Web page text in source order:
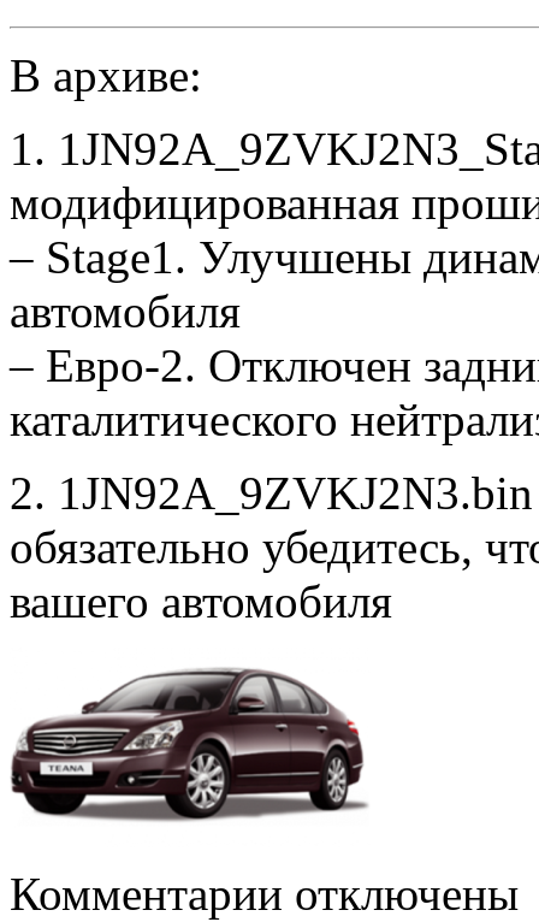
В архиве:
1.
модифицированная
– Stage1. Улучшены
автомобиля
– Евро-2. Отключен
каталитического
2. 1JN92A_9ZVKJ2N3.bin
обязательно убедитесь,
вашего автомобиля
Комментарии записи
отключены